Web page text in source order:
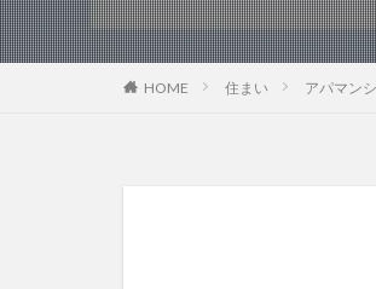
HOME 住まい アパマン